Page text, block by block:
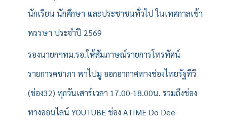
นักเรียน นักศึกษา และประชาชนทั่วไป ในเทศกาลเข้า
พรรษา ประจำปี 2569
รองนายกฯทม.รอ.ให้สัมภาษณ์รายการโทรทัศน์
รายการคชาภา พาไปมู ออกอากาศทางช่องไทยรัฐทีวี
(ช่อง32) ทุกวันเสาร์เวลา 17.00-18.00น. รวมถึงช่อง
ทางออนไลน์ YOUTUBE ช่อง ATIME Do Dee